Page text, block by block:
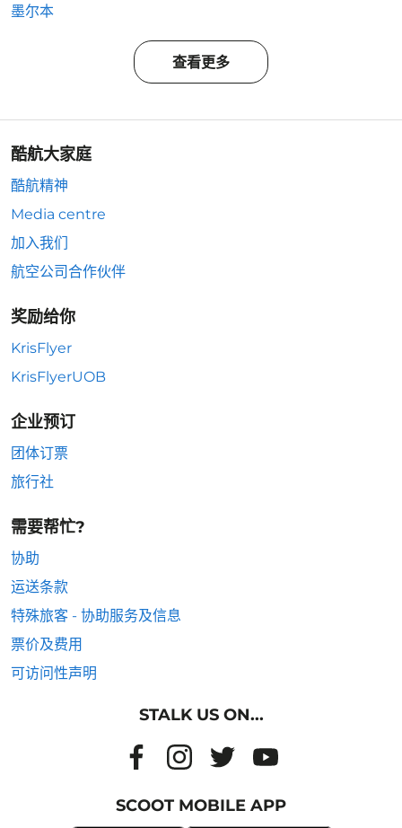
墨尔本
查看更多
酷航大家庭
酷航精神
Media centre
加入我们
航空公司合作伙伴
奖励给你
KrisFlyer
KrisFlyerUOB
企业预订
团体订票
旅行社
需要帮忙?
协助
运送条款
特殊旅客 - 协助服务及信息
票价及费用
可访问性声明
STALK US ON...
SCOOT MOBILE APP